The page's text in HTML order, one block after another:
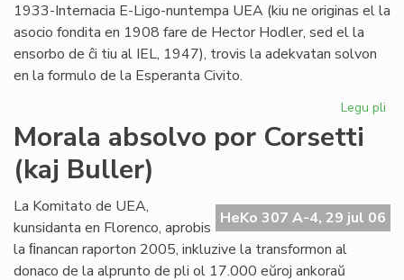
1933-Internacia E-Ligo-nuntempa UEA (kiu ne originas el la
asocio fondita en 1908 fare de Hector Hodler, sed el la
ensorbo de ĉi tiu al IEL, 1947), trovis la adekvatan solvon
en la formulo de la Esperanta Civito.
Legu pli
la
Morala absolvo por Corsetti
(kaj Buller)
HeKo 307 A-4, 29 jul 06
La Komitato de UEA,
kunsidanta en Florenco, aprobis
la ﬁnancan raporton 2005, inkluzive la transformon al
donaco de la alprunto de pli ol 17.000 eŭroj ankoraŭ